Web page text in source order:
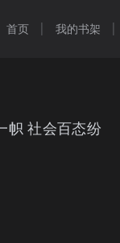
首页 我的书架
帜 社会百态纷